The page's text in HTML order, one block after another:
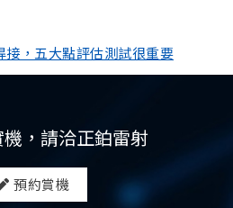
接，五大點評估測試很重要
，請洽正鉑雷射
預約賞機